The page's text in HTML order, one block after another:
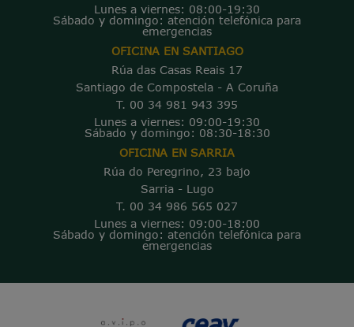
Lunes a viernes: 08:00-19:30
Sábado y domingo: atención telefónica para
emergencias
OFICINA EN SANTIAGO
Rúa das Casas Reais 17
Santiago de Compostela - A Coruña
T. 00 34 981 943 395
Lunes a viernes: 09:00-19:30
Sábado y domingo: 08:30-18:30
OFICINA EN SARRIA
Rúa do Peregrino, 23 bajo
Sarria - Lugo
T. 00 34 986 565 027
Lunes a viernes: 09:00-18:00
Sábado y domingo: atención telefónica para
emergencias